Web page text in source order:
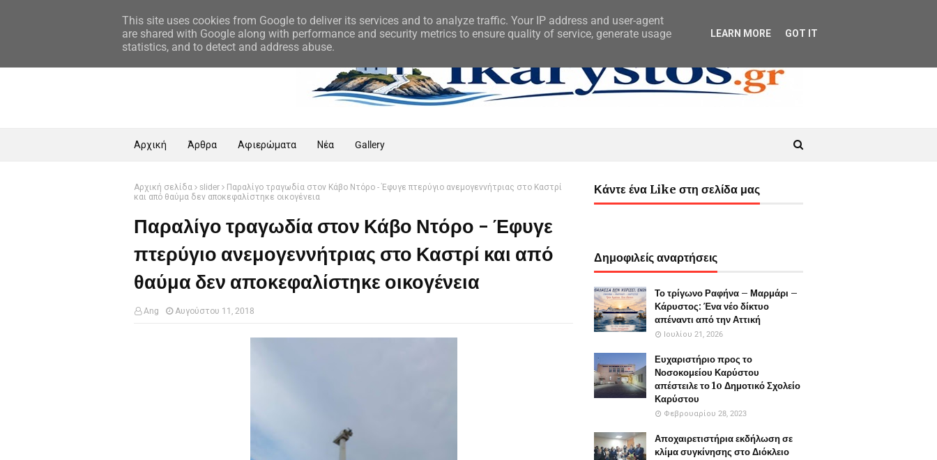
Αρχική Άρθρα Αφιερώματα Νέα Gallery
Αρχική σελίδα slider
Παραλίγο τραγωδία στον Κάβο Ντόρο - Έφυγε πτερύγιο ανεμογεννήτριας στο Καστρί
και από θαύμα δεν αποκεφαλίστηκε οικογένεια
Παραλίγο τραγωδία στον Κάβο Ντόρο - Έφυγε
πτερύγιο ανεμογεννήτριας στο Καστρί και από
θαύμα δεν αποκεφαλίστηκε οικογένεια
Ang Αυγούστου 11, 2018
Κάντε ένα Like στη σελίδα μας
Δημοφιλείς αναρτήσεις
Το τρίγωνο Ραφήνα – Μαρμάρι –
Κάρυστος: Ένα νέο δίκτυο
απέναντι από την Αττική
Ιουλίου 21, 2026
Ευχαριστήριο προς το
Νοσοκομείου Καρύστου
απέστειλε το 1o Δημοτικό Σχολείο
Καρύστου
Φεβρουαρίου 28, 2023
Αποχαιρετιστήρια εκδήλωση σε
κλίμα συγκίνησης στο Διόκλειο
This site uses cookies from Google to deliver its services and to analyze traffic. Your IP address and user-agent
are shared with Google along with performance and security metrics to ensure quality of service, generate usage
statistics, and to detect and address abuse.
LEARN MORE GOT IT